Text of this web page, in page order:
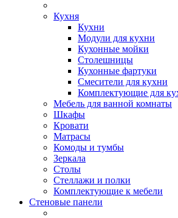
Кухня
Кухни
Модули для кухни
Кухонные мойки
Столешницы
Кухонные фартуки
Смесители для кухни
Комплектующие для
Мебель для ванной комнаты
Шкафы
Кровати
Матрасы
Комоды и тумбы
Зеркала
Столы
Стеллажи и полки
Комплектующие к мебели
Стеновые панели